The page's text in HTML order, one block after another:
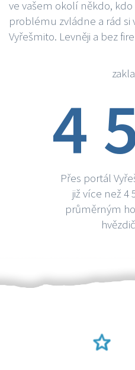
ve vašem okolí někdo,
problému zvládne a rád si
Vyřešmito. Levněji a bez
4
Přes portál
již více než 4
průměrným